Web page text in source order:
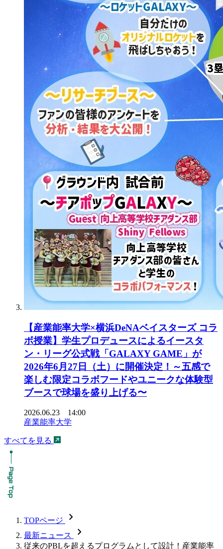
【産業能率大学×横浜DeNAベイスターズ コラ
ボ授業】学生プロデュースによるイースタ
ン・リーグ公式戦「GALAXY GAME」が
2026年6月27日（土）に開催決定！～五感で
楽しむ限定コラボフードやユニークな体験型
ブースで球場を盛り上げる〜
2026.06.23 14:00
産業能率大学
すべてを見る
TOPページ chevron_forward
最新ニュース chevron_forward
従来のPBLを超えるプログラムとして設計！産業能率